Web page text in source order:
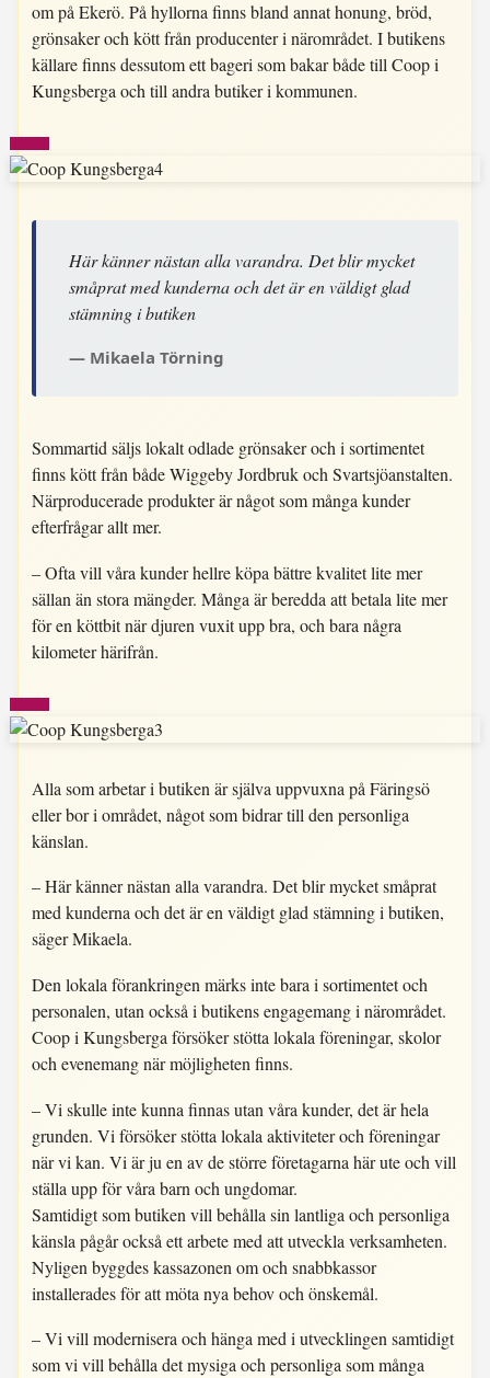
om på Ekerö. På hyllorna finns bland annat honung, bröd,
grönsaker och kött från producenter i närområdet. I butikens
källare finns dessutom ett bageri som bakar både till Coop i
Kungsberga och till andra butiker i kommunen.
Här känner nästan alla varandra. Det blir mycket
småprat med kunderna och det är en väldigt glad
stämning i butiken
Mikaela Törning
Sommartid säljs lokalt odlade grönsaker och i sortimentet
finns kött från både Wiggeby Jordbruk och Svartsjöanstalten.
Närproducerade produkter är något som många kunder
efterfrågar allt mer.
– Ofta vill våra kunder hellre köpa bättre kvalitet lite mer
sällan än stora mängder. Många är beredda att betala lite mer
för en köttbit när djuren vuxit upp bra, och bara några
kilometer härifrån.
Alla som arbetar i butiken är själva uppvuxna på Färingsö
eller bor i området, något som bidrar till den personliga
känslan.
– Här känner nästan alla varandra. Det blir mycket småprat
med kunderna och det är en väldigt glad stämning i butiken,
säger Mikaela.
Den lokala förankringen märks inte bara i sortimentet och
personalen, utan också i butikens engagemang i närområdet.
Coop i Kungsberga försöker stötta lokala föreningar, skolor
och evenemang när möjligheten finns.
– Vi skulle inte kunna finnas utan våra kunder, det är hela
grunden. Vi försöker stötta lokala aktiviteter och föreningar
när vi kan. Vi är ju en av de större företagarna här ute och vill
ställa upp för våra barn och ungdomar.
Samtidigt som butiken vill behålla sin lantliga och personliga
känsla pågår också ett arbete med att utveckla verksamheten.
Nyligen byggdes kassazonen om och snabbkassor
installerades för att möta nya behov och önskemål.
– Vi vill modernisera och hänga med i utvecklingen samtidigt
som vi vill behålla det mysiga och personliga som många